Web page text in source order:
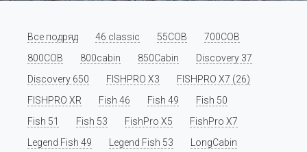
Все подряд 46 classic 55COB
700COB
800COB
800cabin 850Cabin
Discovery 37
Discovery 650
FISHPRO X3
FISHPRO X7 (26)
FISHPRO XR
Fish 46 Fish 49
Fish 50
Fish 51
Fish 53 FishPro X5
FishPro X7
Legend Fish 49
Legend Fish 53
LongCabin